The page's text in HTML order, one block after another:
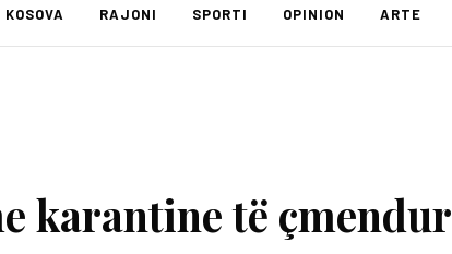
KOSOVA RAJONI SPORTI OPINION ARTE
karantine të çmendur